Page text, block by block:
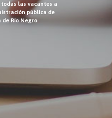
las vacantes a
pública de
de Río Negro